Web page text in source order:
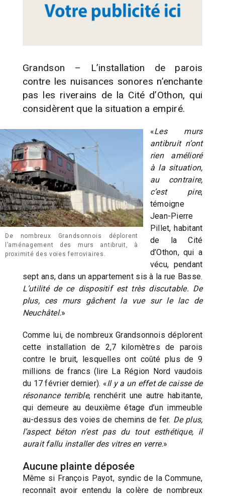
Grandson – L’installation de parois
contre les nuisances sonores n’enchante
pas les riverains de la Cité d’Othon, qui
considèrent que la situation a empiré.
De nombreux Grandsonnois déplorent
l’aménagement des murs antibruit, à
proximité des voies ferroviaires.
«Les murs
antibruit n’ont
rien amélioré
à la situation,
au contraire,
c’est pire,
témoigne
Jean-Pierre
Pillet, habitant
de la Cité
d’Othon, qui a
vécu, pendant
sept ans, dans un appartement sis à la rue Basse.
L’utilité de ce dispositif est très discutable. De
plus, ces murs gâchent la vue sur le lac de
Neuchâtel.»
Comme lui, de nombreux Grandsonnois déplorent
cette installation de 2,7 kilomètres de parois
contre le bruit, lesquelles ont coûté plus de 9
millions de francs (lire La Région Nord vaudois
du 17 février dernier). «Il y a un effet de caisse de
résonance terrible, renchérit une autre habitante,
qui demeure au deuxième étage d’un immeuble
au-dessus des voies de chemins de fer. De plus,
l’aspect béton n’est pas du tout esthétique, il
aurait fallu installer des vitres en verre.»
Aucune plainte déposée
Même si François Payot, syndic de la Commune,
reconnaît avoir entendu la colère de nombreux